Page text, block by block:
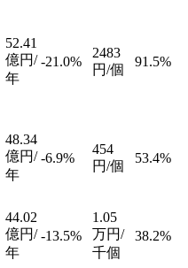
52.41
億円/
年
-21.0%
2483
円/個
91.5%
48.34
億円/
年
-6.9%
454
円/個
53.4%
44.02
億円/
年
-13.5%
1.05
万円/
千個
38.2%